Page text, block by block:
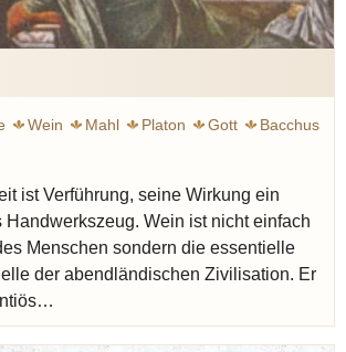
Wein Mahl Platon Gott
Bacchus
Symposium Judentum Vin naturel
ist Verführung, seine Wirkung ein
Wein ist nicht einfach
Menschen sondern die essentielle
der abendländischen Zivilisation. Er